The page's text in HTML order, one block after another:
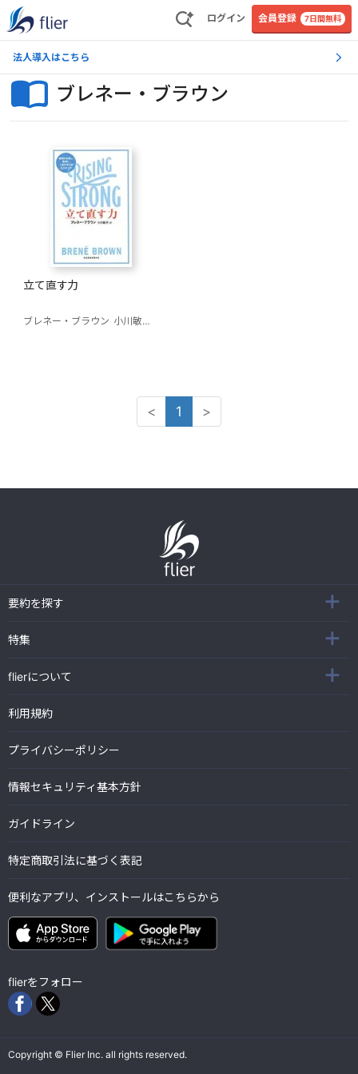
ログイン 会員登録 7日間無料
法人導入はこちら
ブレネー・ブラウン
立て直す力
ブレネー・ブラウン 小川敏子(訳)
< 1 >
要約を探す
特集
flierについて
利用規約
プライバシーポリシー
情報セキュリティ基本方針
ガイドライン
特定商取引法に基づく表記
便利なアプリ、インストールはこちらから
flierをフォロー
Copyright © Flier Inc. all rights reserved.